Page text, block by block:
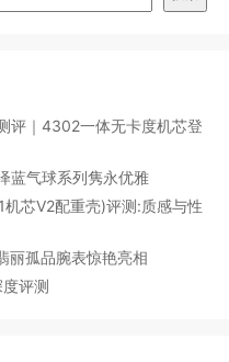
评｜4302一体无卡度机芯登
蓝气球系列隽永优雅
芯V2配重壳)评测:质感与性
丽孤品腕表惊艳亮相
评测